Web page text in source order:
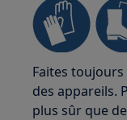
Faites
des appareils.
plus sûr que